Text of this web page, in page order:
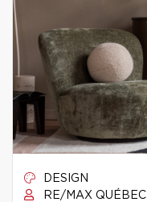
DESIGN
RE/MAX QUÉBEC